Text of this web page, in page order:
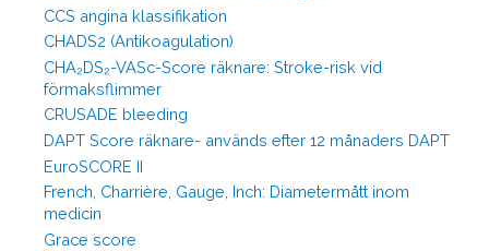
CCS angina klassifikation
CHADS2 (Antikoagulation)
CHA₂DS₂-VASc-Score räknare: Stroke-risk vid
förmaksflimmer
CRUSADE bleeding
DAPT Score räknare- används efter 12 månaders DAPT
EuroSCORE II
French, Charrière, Gauge, Inch: Diametermått inom
medicin
Grace score